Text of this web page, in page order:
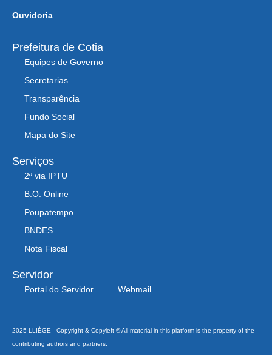
Ouvidoria
Prefeitura de Cotia
Equipes de Governo
Secretarias
Transparência
Fundo Social
Mapa do Site
Serviços
2ª via IPTU
B.O. Online
Poupatempo
BNDES
Nota Fiscal
Servidor
Portal do Servidor Webmail
2025 LLIÈGE - Copyright & Copyleft © All material in this platform is the property of the
contributing authors and partners.